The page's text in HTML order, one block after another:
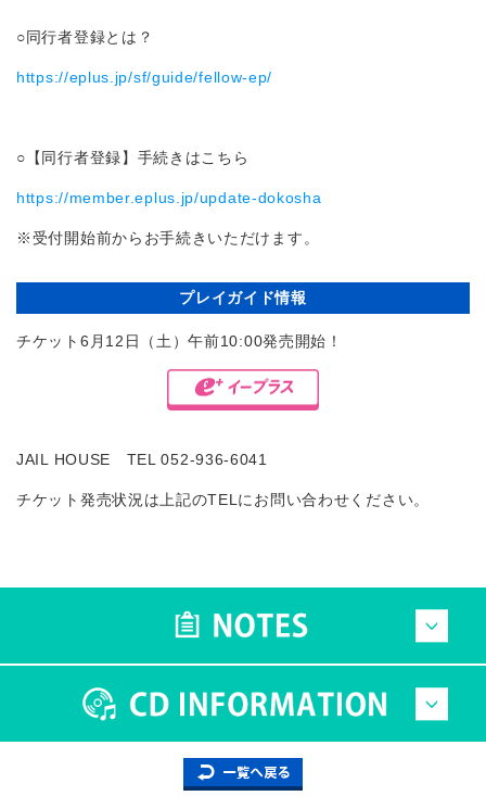
○同行者登録とは？
https://eplus.jp/sf/guide/fellow-ep/
○【同行者登録】手続きはこちら
https://member.eplus.jp/update-dokosha
※受付開始前からお手続きいただけます。
プレイガイド情報
チケット6月12日（土）午前10:00発売開始！
JAIL HOUSE TEL 052-936-6041
チケット発売状況は上記のTELにお問い合わせください。